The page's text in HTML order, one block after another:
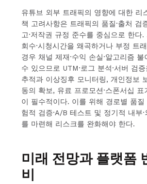
유튜브 외부 트래픽의 영향에 대한 리
책 고려사항은 트래픽의 품질·출처 검
고·저작권 규정 준수를 중심으로 한다
회수·시청시간을 왜곡하거나 부정 트
경우 채널 제재·수익 손실·알고리즘
수 있으므로 UTM·로그 분석·서버 검
추적과 이상징후 모니터링, 개인정보
동의 확보, 유료 프로모션·스폰서십
이 필수적이다. 이를 위해 경로별 품질
험적 검증·A/B 테스트 및 정기적 내부
를 마련해 리스크를 완화해야 한다.
미래 전망과 플랫폼
비